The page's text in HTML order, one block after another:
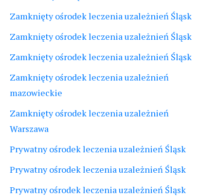
Zamknięty ośrodek leczenia uzależnień Śląsk
Zamknięty ośrodek leczenia uzależnień Śląsk
Zamknięty ośrodek leczenia uzależnień Śląsk
Zamknięty ośrodek leczenia uzależnień
mazowieckie
Zamknięty ośrodek leczenia uzależnień
Warszawa
Prywatny ośrodek leczenia uzależnień Śląsk
Prywatny ośrodek leczenia uzależnień Śląsk
Prywatny ośrodek leczenia uzależnień Śląsk